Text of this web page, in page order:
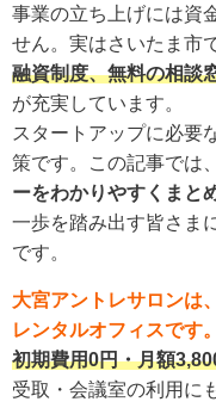
事業の立ち上げには資
せん。実はさいたま市
融資制度、無料の相談
が充実しています。
スタートアップに必要
策です。この記事では
ーをわかりやすくまと
一歩を踏み出す皆さま
です。
大宮アントレサロンは
レンタルオフィスです。
初期費用0円・月額
受取・会議室の利用に